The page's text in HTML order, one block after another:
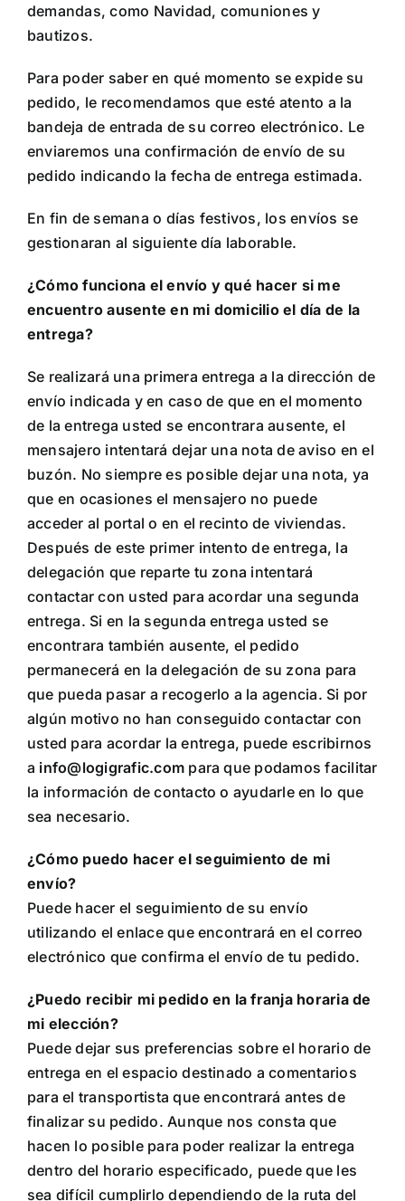
demandas, como Navidad, comuniones y
bautizos.
Para poder saber en qué momento se expide su
pedido, le recomendamos que esté atento a la
bandeja de entrada de su correo electrónico. Le
enviaremos una confirmación de envío de su
pedido indicando la fecha de entrega estimada.
En fin de semana o días festivos, los envíos se
gestionaran al siguiente día laborable.
¿Cómo funciona el envío y qué hacer si me
encuentro ausente en mi domicilio el día de la
entrega?
Se realizará una primera entrega a la dirección de
envío indicada y en caso de que en el momento
de la entrega usted se encontrara ausente, el
mensajero intentará dejar una nota de aviso en el
buzón. No siempre es posible dejar una nota, ya
que en ocasiones el mensajero no puede
acceder al portal o en el recinto de viviendas.
Después de este primer intento de entrega, la
delegación que reparte tu zona intentará
contactar con usted para acordar una segunda
entrega. Si en la segunda entrega usted se
encontrara también ausente, el pedido
permanecerá en la delegación de su zona para
que pueda pasar a recogerlo a la agencia. Si por
algún motivo no han conseguido contactar con
usted para acordar la entrega, puede escribirnos
a info@logigrafic.com para que podamos facilitar
la información de contacto o ayudarle en lo que
sea necesario.
¿Cómo puedo hacer el seguimiento de mi
envío?
Puede hacer el seguimiento de su envío
utilizando el enlace que encontrará en el correo
electrónico que confirma el envío de tu pedido.
¿Puedo recibir mi pedido en la franja horaria de
mi elección?
Puede dejar sus preferencias sobre el horario de
entrega en el espacio destinado a comentarios
para el transportista que encontrará antes de
finalizar su pedido. Aunque nos consta que
hacen lo posible para poder realizar la entrega
dentro del horario especificado, puede que les
sea difícil cumplirlo dependiendo de la ruta del